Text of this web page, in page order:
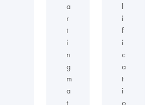
a
r
t
i
n
g
m
a
t
l
i
f
i
c
a
t
i
o